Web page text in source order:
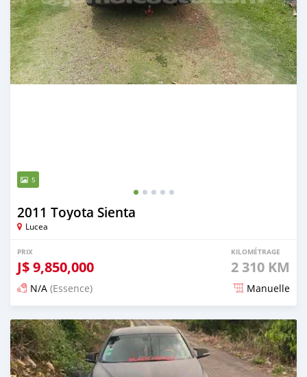
5
2011 Toyota Sienta
Lucea
PRIX
J$9,850,000
KILOMÉTRAGE
2 310 KM
N/A (Essence) Manuelle
Publié il y a 3 mois